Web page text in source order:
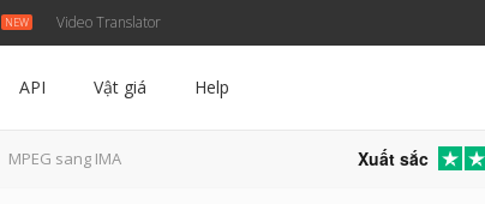
Video Translator
API Vật giá Help
MPEG sang IMA Xuất sắc